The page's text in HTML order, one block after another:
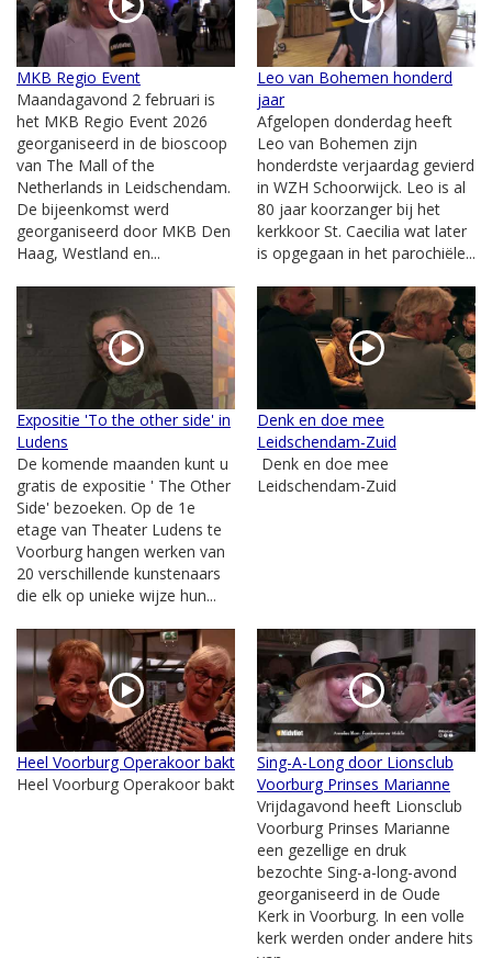
MKB Regio Event
Maandagavond 2 februari is
het MKB Regio Event 2026
georganiseerd in de bioscoop
van The Mall of the
Netherlands in Leidschendam.
De bijeenkomst werd
georganiseerd door MKB Den
Haag, Westland en...
Leo van Bohemen honderd
jaar
Afgelopen donderdag heeft
Leo van Bohemen zijn
honderdste verjaardag gevierd
in WZH Schoorwijck. Leo is al
80 jaar koorzanger bij het
kerkkoor St. Caecilia wat later
is opgegaan in het parochiële...
Expositie 'To the other side' in
Ludens
De komende maanden kunt u
gratis de expositie ' The Other
Side' bezoeken. Op de 1e
etage van Theater Ludens te
Voorburg hangen werken van
20 verschillende kunstenaars
die elk op unieke wijze hun...
Denk en doe mee
Leidschendam-Zuid
Denk en doe mee
Leidschendam-Zuid
Heel Voorburg Operakoor bakt
Heel Voorburg Operakoor bakt
Sing-A-Long door Lionsclub
Voorburg Prinses Marianne
Vrijdagavond heeft Lionsclub
Voorburg Prinses Marianne
een gezellige en druk
bezochte Sing-a-long-avond
georganiseerd in de Oude
Kerk in Voorburg. In een volle
kerk werden onder andere hits